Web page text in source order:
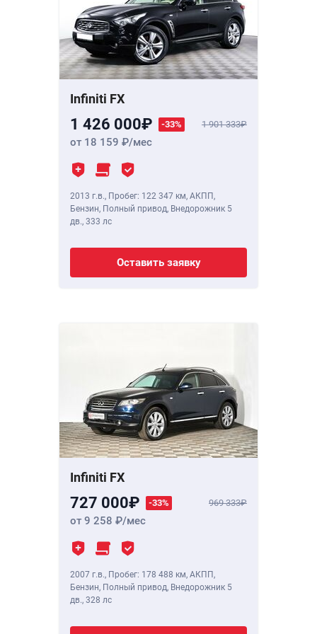
Infiniti FX
1 426 000 -33% 1 901 333
от 18 159 /мес
2013 г.в., Пробег: 122 347 км, АКПП,
Бензин, Полный привод, Внедорожник 5
дв., 333 лс
Оставить заявку
Infiniti FX
727 000 -33% 969 333
от 9 258 /мес
2007 г.в., Пробег: 178 488 км, АКПП,
Бензин, Полный привод, Внедорожник 5
дв., 328 лс